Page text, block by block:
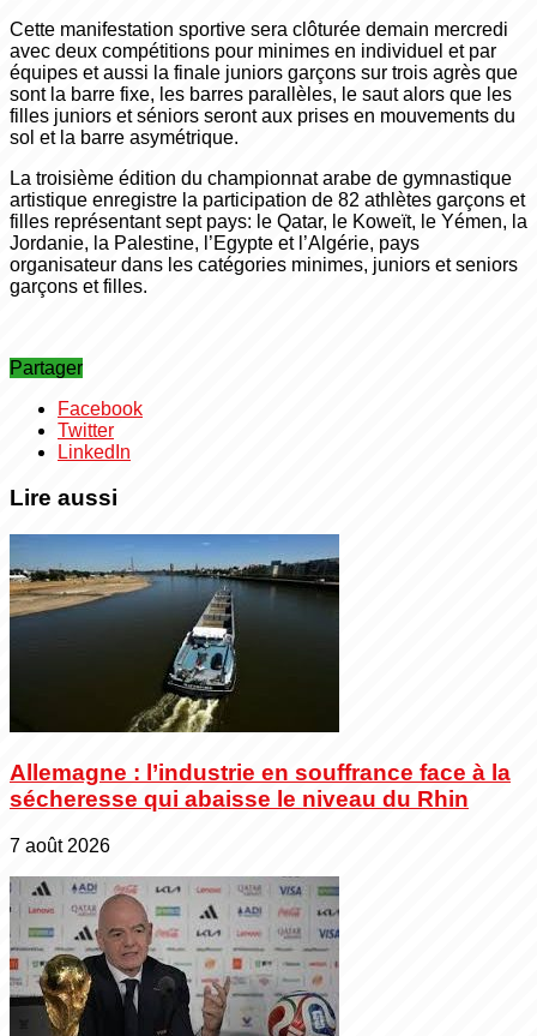
Cette manifestation sportive sera clôturée demain mercredi
avec deux compétitions pour minimes en individuel et par
équipes et aussi la finale juniors garçons sur trois agrès que
sont la barre fixe, les barres parallèles, le saut alors que les
filles juniors et séniors seront aux prises en mouvements du
sol et la barre asymétrique.
La troisième édition du championnat arabe de gymnastique
artistique enregistre la participation de 82 athlètes garçons et
filles représentant sept pays: le Qatar, le Koweït, le Yémen, la
Jordanie, la Palestine, l’Egypte et l’Algérie, pays
organisateur dans les catégories minimes, juniors et seniors
garçons et filles.
Partager
Facebook
Twitter
LinkedIn
Lire aussi
Allemagne : l’industrie en souffrance face à la
sécheresse qui abaisse le niveau du Rhin
7 août 2026